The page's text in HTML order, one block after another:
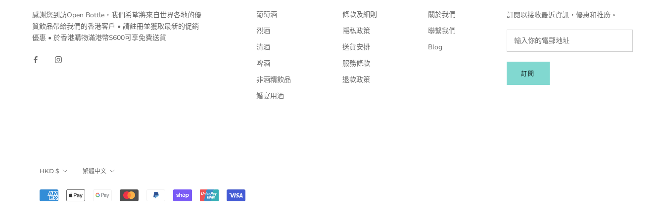
感謝您到訪Open Bottle，我們希望將來自世界各地的優
質飲品帶給我們的香港客戶 • 請註冊並獲取最新的促銷
優惠 • 於香港購物滿港幣$600可享免費送貨
葡萄酒
烈酒
清酒
啤酒
非酒精飲品
婚宴用酒
條款及細則
隱私政策
送貨安排
服務條款
退款政策
關於我們
聯繫我們
Blog
訂閱以接收最近資訊，優惠和推廣。
訂閱
貨
HKD $
語
繁體中文